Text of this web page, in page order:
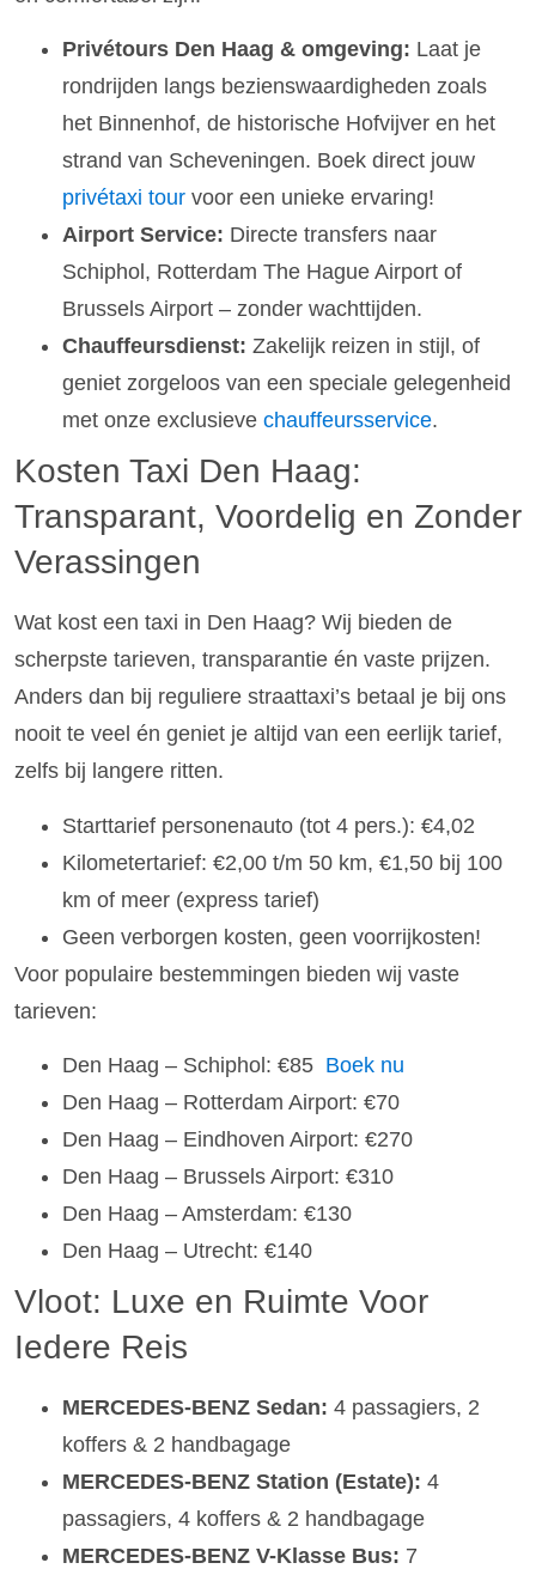
Privétours Den Haag & omgeving: Laat je
rondrijden langs bezienswaardigheden zoals
het Binnenhof, de historische Hofvijver en het
strand van Scheveningen. Boek direct jouw
privétaxi tour voor een unieke ervaring!
Airport Service: Directe transfers naar
Schiphol, Rotterdam The Hague Airport of
Brussels Airport – zonder wachttijden.
Chauffeursdienst: Zakelijk reizen in stijl, of
geniet zorgeloos van een speciale gelegenheid
met onze exclusieve chauffeursservice.
Kosten Taxi Den Haag:
Transparant, Voordelig en Zonder
Verassingen
Wat kost een taxi in Den Haag? Wij bieden de
scherpste tarieven, transparantie én vaste prijzen.
Anders dan bij reguliere straattaxi’s betaal je bij ons
nooit te veel én geniet je altijd van een eerlijk tarief,
zelfs bij langere ritten.
Starttarief personenauto (tot 4 pers.): €4,02
Kilometertarief: €2,00 t/m 50 km, €1,50 bij 100
km of meer (express tarief)
Geen verborgen kosten, geen voorrijkosten!
Voor populaire bestemmingen bieden wij vaste
tarieven:
Den Haag – Schiphol: €85 Boek nu
Den Haag – Rotterdam Airport: €70
Den Haag – Eindhoven Airport: €270
Den Haag – Brussels Airport: €310
Den Haag – Amsterdam: €130
Den Haag – Utrecht: €140
Vloot: Luxe en Ruimte Voor
Iedere Reis
MERCEDES-BENZ Sedan: 4 passagiers, 2
koffers & 2 handbagage
MERCEDES-BENZ Station (Estate): 4
passagiers, 4 koffers & 2 handbagage
MERCEDES-BENZ V-Klasse Bus: 7